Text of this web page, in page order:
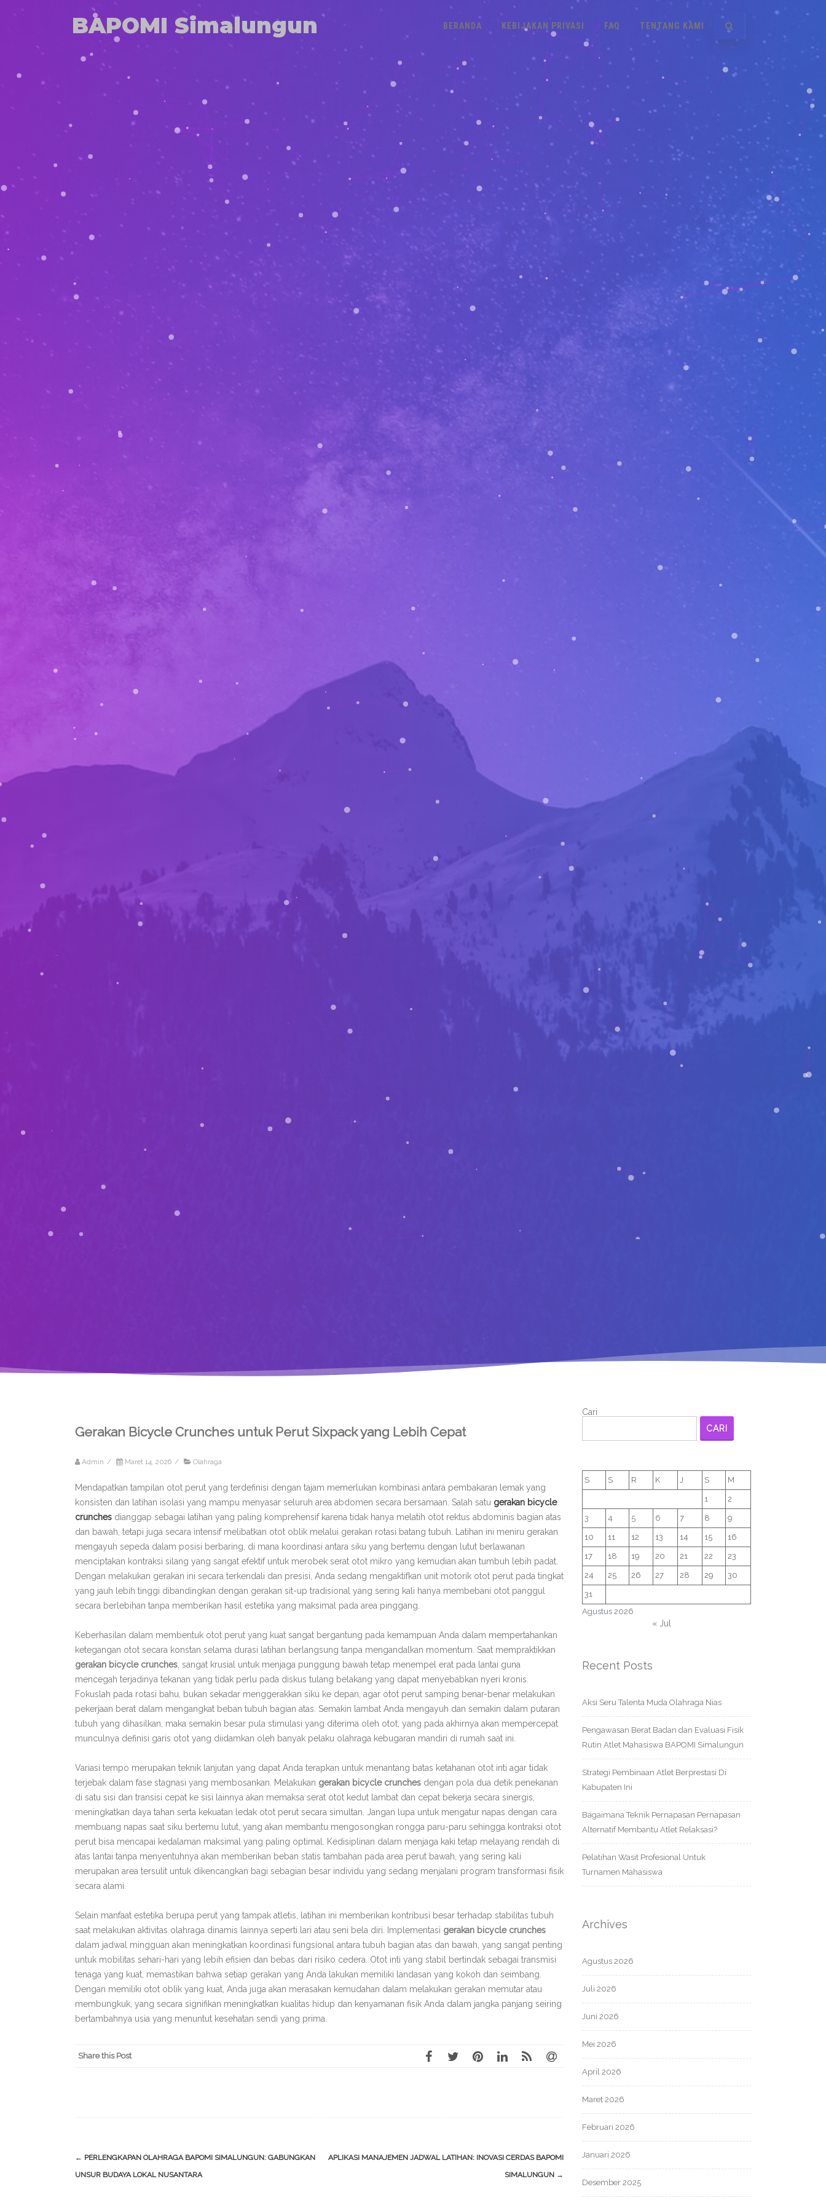
BAPOMI Simalungun BERANDA KEBIJAKAN PRIVASI FAQ TENTANG KAMI
Gerakan Bicycle Crunches untuk Perut Sixpack yang Lebih Cepat
Admin / Maret 14, 2026 / Olahraga
Mendapatkan tampilan otot perut yang terdefinisi dengan tajam memerlukan kombinasi antara pembakaran lemak yang
konsisten dan latihan isolasi yang mampu menyasar seluruh area abdomen secara bersamaan. Salah satu gerakan bicycle
crunches dianggap sebagai latihan yang paling komprehensif karena tidak hanya melatih otot rektus abdominis bagian atas
dan bawah, tetapi juga secara intensif melibatkan otot oblik melalui gerakan rotasi batang tubuh. Latihan ini meniru gerakan
mengayuh sepeda dalam posisi berbaring, di mana koordinasi antara siku yang bertemu dengan lutut berlawanan
menciptakan kontraksi silang yang sangat efektif untuk merobek serat otot mikro yang kemudian akan tumbuh lebih padat.
Dengan melakukan gerakan ini secara terkendali dan presisi, Anda sedang mengaktifkan unit motorik otot perut pada tingkat
yang jauh lebih tinggi dibandingkan dengan gerakan sit-up tradisional yang sering kali hanya membebani otot panggul
secara berlebihan tanpa memberikan hasil estetika yang maksimal pada area pinggang.
Keberhasilan dalam membentuk otot perut yang kuat sangat bergantung pada kemampuan Anda dalam mempertahankan
ketegangan otot secara konstan selama durasi latihan berlangsung tanpa mengandalkan momentum. Saat mempraktikkan
gerakan bicycle crunches , sangat krusial untuk menjaga punggung bawah tetap menempel erat pada lantai guna
mencegah terjadinya tekanan yang tidak perlu pada diskus tulang belakang yang dapat menyebabkan nyeri kronis.
Fokuslah pada rotasi bahu, bukan sekadar menggerakkan siku ke depan, agar otot perut samping benar-benar melakukan
pekerjaan berat dalam mengangkat beban tubuh bagian atas. Semakin lambat Anda mengayuh dan semakin dalam putaran
tubuh yang dihasilkan, maka semakin besar pula stimulasi yang diterima oleh otot, yang pada akhirnya akan mempercepat
munculnya definisi garis otot yang diidamkan oleh banyak pelaku olahraga kebugaran mandiri di rumah saat ini.
Variasi tempo merupakan teknik lanjutan yang dapat Anda terapkan untuk menantang batas ketahanan otot inti agar tidak
terjebak dalam fase stagnasi yang membosankan. Melakukan gerakan bicycle crunches dengan pola dua detik penekanan
di satu sisi dan transisi cepat ke sisi lainnya akan memaksa serat otot kedut lambat dan cepat bekerja secara sinergis,
meningkatkan daya tahan serta kekuatan ledak otot perut secara simultan. Jangan lupa untuk mengatur napas dengan cara
membuang napas saat siku bertemu lutut, yang akan membantu mengosongkan rongga paru-paru sehingga kontraksi otot
perut bisa mencapai kedalaman maksimal yang paling optimal. Kedisiplinan dalam menjaga kaki tetap melayang rendah di
atas lantai tanpa menyentuhnya akan memberikan beban statis tambahan pada area perut bawah, yang sering kali
merupakan area tersulit untuk dikencangkan bagi sebagian besar individu yang sedang menjalani program transformasi fisik
secara alami.
Selain manfaat estetika berupa perut yang tampak atletis, latihan ini memberikan kontribusi besar terhadap stabilitas tubuh
saat melakukan aktivitas olahraga dinamis lainnya seperti lari atau seni bela diri. Implementasi gerakan bicycle crunches
dalam jadwal mingguan akan meningkatkan koordinasi fungsional antara tubuh bagian atas dan bawah, yang sangat penting
untuk mobilitas sehari-hari yang lebih efisien dan bebas dari risiko cedera. Otot inti yang stabil bertindak sebagai transmisi
tenaga yang kuat, memastikan bahwa setiap gerakan yang Anda lakukan memiliki landasan yang kokoh dan seimbang.
Dengan memiliki otot oblik yang kuat, Anda juga akan merasakan kemudahan dalam melakukan gerakan memutar atau
membungkuk, yang secara signifikan meningkatkan kualitas hidup dan kenyamanan fisik Anda dalam jangka panjang seiring
bertambahnya usia yang menuntut kesehatan sendi yang prima.
Share this Post
Post
navigation
← PERLENGKAPAN OLAHRAGA BAPOMI SIMALUNGUN: GABUNGKAN
UNSUR BUDAYA LOKAL NUSANTARA
APLIKASI MANAJEMEN JADWAL LATIHAN: INOVASI CERDAS BAPOMI
SIMALUNGUN →
Cari
CARI
Agustus 2026
S S R K J S M
1 2
3 4 5 6 7 8 9
10 11 12 13 14 15 16
17 18 19 20 21 22 23
24 25 26 27 28 29 30
31
« Jul
Recent Posts
Aksi Seru Talenta Muda Olahraga Nias
Pengawasan Berat Badan dan Evaluasi Fisik
Rutin Atlet Mahasiswa BAPOMI Simalungun
Strategi Pembinaan Atlet Berprestasi Di
Kabupaten Ini
Bagaimana Teknik Pernapasan Pernapasan
Alternatif Membantu Atlet Relaksasi?
Pelatihan Wasit Profesional Untuk
Turnamen Mahasiswa
Archives
Agustus 2026
Juli 2026
Juni 2026
Mei 2026
April 2026
Maret 2026
Februari 2026
Januari 2026
Desember 2025